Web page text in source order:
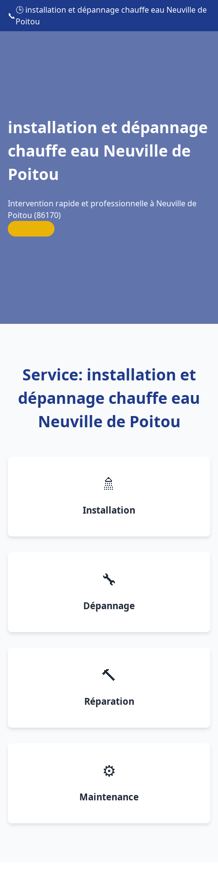
📞
🕒 installation et dépannage chauffe eau Neuville de
Poitou
installation et dépannage
chauffe eau Neuville de
Poitou
Intervention rapide et professionnelle à Neuville de
Poitou (86170)
Service: installation et
dépannage chauffe eau
Neuville de Poitou
🚿
Installation
🔧
Dépannage
🔨
Réparation
⚙️
Maintenance